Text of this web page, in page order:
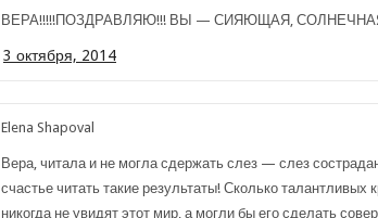
ВЕРА!!!!!ПОЗДРАВЛЯЮ!!! ВЫ — СИЯЮЩАЯ,
3 октября, 2014
Elena Shapoval
Вера, читала и не могла сдержать слез — слез
счастье читать такие результаты! Сколько
никогда не увидят этот мир, а могли бы его сделать